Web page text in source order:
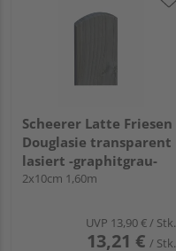
Scheerer Latte Friesen
Douglasie transparent
lasiert -graphitgrau-
2x10cm 1,60m
UVP 13,90 €/ Stk.
13,21 € / Stk.